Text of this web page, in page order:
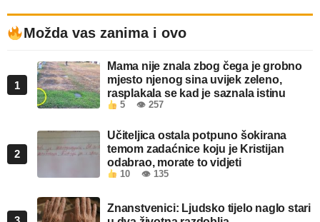
Možda vas zanima i ovo
1
Mama nije znala zbog čega je grobno
mjesto njenog sina uvijek zeleno,
rasplakala se kad je saznala istinu
5 👁 257
2
Učiteljica ostala potpuno šokirana
temom zadaćnice koju je Kristijan
odabrao, morate to vidjeti
10 👁 135
Znanstvenici: Ljudsko tijelo naglo stari